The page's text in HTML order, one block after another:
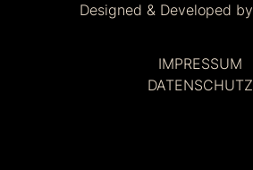
Designed & Developed by
IMPRESSUM
DATENSCHUTZ